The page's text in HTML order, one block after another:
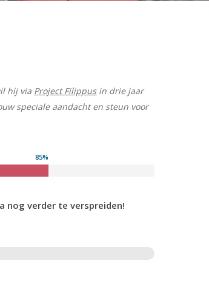
hij via Project Filippusin drie jaar
speciale aandacht en steun voor
85%
nog verder te verspreiden!